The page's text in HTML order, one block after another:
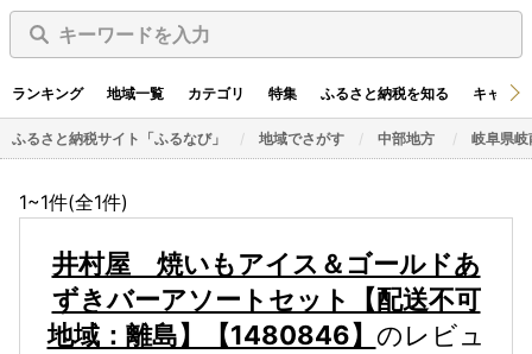
キーワードを入力
ランキング 地域一覧 カテゴリ 特集 ふるさと納税を知る キャン
ふるさと納税サイト「ふるなび」 地域でさがす 中部地方 岐阜県岐
1~1件(全1件)
井村屋 焼いもアイス＆ゴールドあ
ずきバーアソートセット【配送不可
地域：離島】【1480846】 のレビュ